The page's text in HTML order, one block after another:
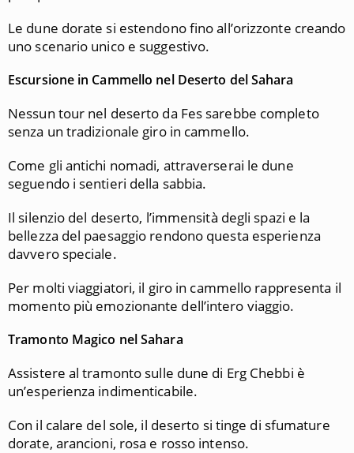
Le dune dorate si estendono fino all’orizzonte creando
uno scenario unico e suggestivo.
Escursione in Cammello nel Deserto del Sahara
Nessun tour nel deserto da Fes sarebbe completo
senza un tradizionale giro in cammello.
Come gli antichi nomadi, attraverserai le dune
seguendo i sentieri della sabbia.
Il silenzio del deserto, l’immensità degli spazi e la
bellezza del paesaggio rendono questa esperienza
davvero speciale.
Per molti viaggiatori, il giro in cammello rappresenta il
momento più emozionante dell’intero viaggio.
Tramonto Magico nel Sahara
Assistere al tramonto sulle dune di Erg Chebbi è
un’esperienza indimenticabile.
Con il calare del sole, il deserto si tinge di sfumature
dorate, arancioni, rosa e rosso intenso.